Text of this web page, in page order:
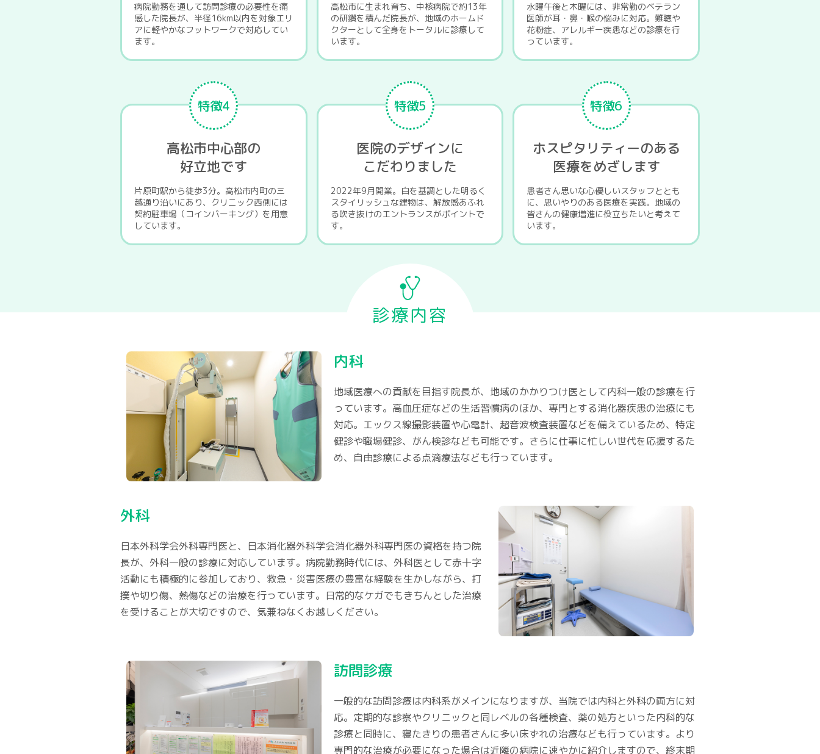
病院勤務を通して訪問診療の必要性を痛
感した院長が、半径16km以内を対象エリ
アに軽やかなフットワークで対応してい
ます。
高松市に生まれ育ち、中核病院で約13年
の研鑽を積んだ院長が、地域のホームド
クターとして全身をトータルに診療して
います。
水曜午後と木曜には、非常勤のベテラン
医師が耳・鼻・喉の悩みに対応。難聴や
花粉症、アレルギー疾患などの診療を行
っています。
特徴4
高松市中心部の
好立地です
片原町駅から徒歩3分。高松市内町の三
越通り沿いにあり、クリニック西側には
契約駐車場（コインパーキング）を用意
しています。
特徴5
医院のデザインに
こだわりました
2022年9月開業。白を基調とした明るく
スタイリッシュな建物は、解放感あふれ
る吹き抜けのエントランスがポイントで
す。
特徴6
ホスピタリティーのある
医療をめざします
患者さん思いな心優しいスタッフととも
に、思いやりのある医療を実践。地域の
皆さんの健康増進に役立ちたいと考えて
います。
診療内容
内科
地域医療への貢献を目指す院長が、地域のかかりつけ医として内科一般の診療を行
っています。高血圧症などの生活習慣病のほか、専門とする消化器疾患の治療にも
対応。エックス線撮影装置や心電計、超音波検査装置などを備えているため、特定
健診や職場健診、がん検診なども可能です。さらに仕事に忙しい世代を応援するた
め、自由診療による点滴療法なども行っています。
外科
日本外科学会外科専門医と、日本消化器外科学会消化器外科専門医の資格を持つ院
長が、外科一般の診療に対応しています。病院勤務時代には、外科医として赤十字
活動にも積極的に参加しており、救急・災害医療の豊富な経験を生かしながら、打
撲や切り傷、熱傷などの治療を行っています。日常的なケガでもきちんとした治療
を受けることが大切ですので、気兼ねなくお越しください。
訪問診療
一般的な訪問診療は内科系がメインになりますが、当院では内科と外科の両方に対
応。定期的な診察やクリニックと同レベルの各種検査、薬の処方といった内科的な
診療と同時に、寝たきりの患者さんに多い床ずれの治療なども行っています。より
専門的な治療が必要になった場合は近隣の病院に速やかに紹介しますので、終末期